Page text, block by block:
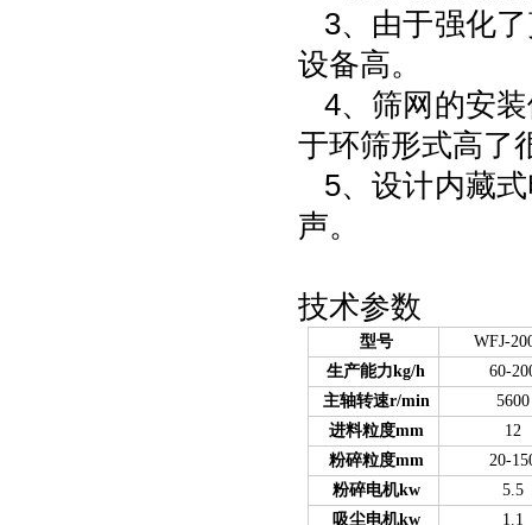
3、由于强化
设备高。
4、筛网的安
于环筛形式高了
5、设计内藏
声。
技术参数
型号
WFJ-
生产能力kg/h
60-
主轴转速r/min
5600
进料粒度mm
12
粉碎粒度mm
20-
粉碎电机kw
5.5
吸尘电机kw
1.1